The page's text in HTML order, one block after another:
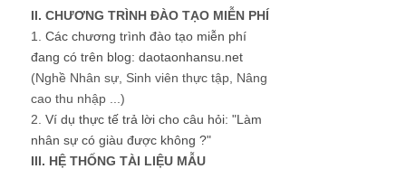
II. CHƯƠNG TRÌNH ĐÀO TẠO MIỄN PHÍ
1. Các chương trình đào tạo miễn phí
đang có trên blog: daotaonhansu.net
(Nghề Nhân sự, Sinh viên thực tập, Nâng
cao thu nhập ...)
2. Ví dụ thực tế trả lời cho câu hỏi: "Làm
nhân sự có giàu được không ?"
III. HỆ THỐNG TÀI LIỆU MẪU